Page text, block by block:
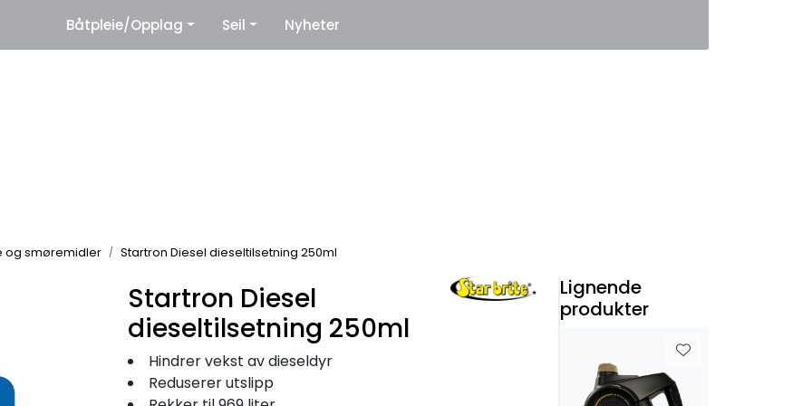
Leverandører
Båtpleie/Opplag Seil Nyheter
og smøremidler Startron Diesel dieseltilsetning 250ml
Startron Diesel
dieseltilsetning 250ml
Hindrer vekst av dieseldyr
Reduserer utslipp
Lignende
produkter